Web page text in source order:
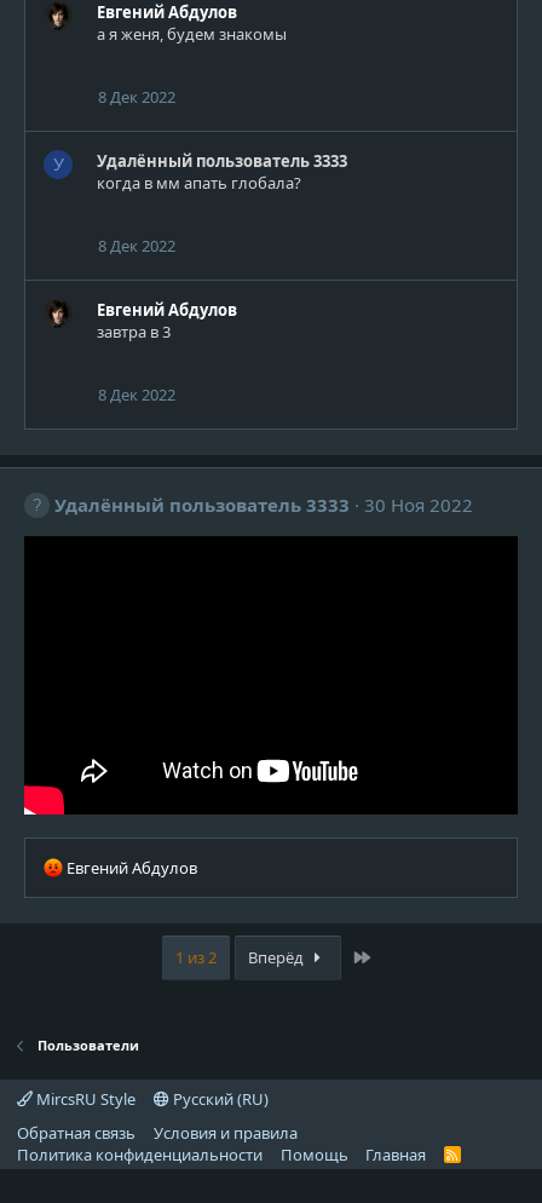
Евгений Абдулов
а я женя, будем знакомы
8 Дек 2022
У
Удалённый пользователь 3333
когда в мм апать глобала?
8 Дек 2022
Евгений Абдулов
завтра в 3
8 Дек 2022
Удалённый пользователь 3333 30 Ноя 2022
Р
Евгений Абдулов
1 из 2 Вперёд
Пользователи
MircsRU Style
Русский (RU)
Обратная связь
Условия и правила
Политика конфиденциальности
Помощь Главная
R
S